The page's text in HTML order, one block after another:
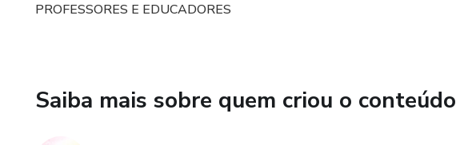
PROFESSORES E EDUCADORES
Saiba mais sobre quem criou o conteúdo